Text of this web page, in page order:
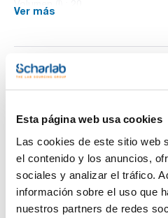
Esta página web usa cookies
Las cookies de este sitio web
el contenido y los anuncios,
sociales y analizar el tráfico.
información sobre el uso que
nuestros partners de redes
Pack (u.) : 1x20L
de calor.
Ver más
Documentación técnica
descargas
SDS/ Hoja de seguridad
Regístrate para
descargas